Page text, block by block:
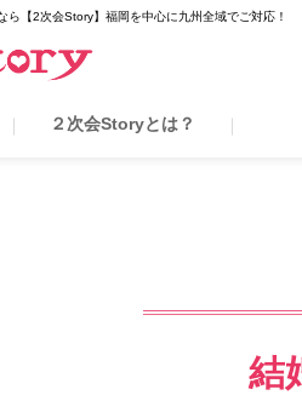
【2次会Story】福岡を中心に九州全域でご対応！
２次会Storyとは？
結